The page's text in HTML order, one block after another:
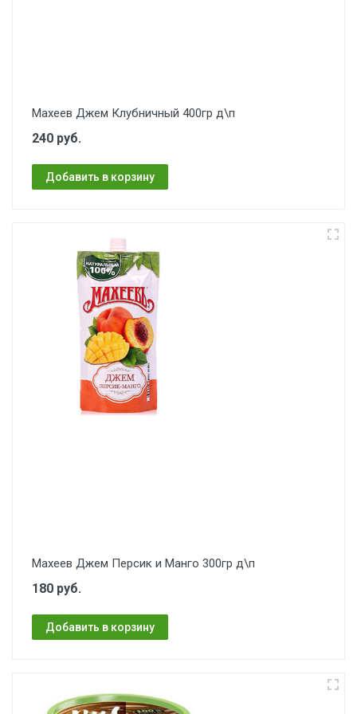
Махеев Джем Клубничный 400гр д\п
240 руб.
Добавить в корзину
Махеев Джем Персик и Манго 300гр д\п
180 руб.
Добавить в корзину